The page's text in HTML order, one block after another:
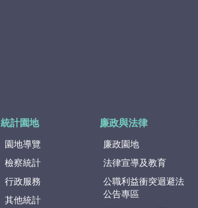
統計園地
園地導覽
檢察統計
行政服務
其他統計
廉政與法律
廉政園地
法律宣導及教育
公職利益衝突迴避法
公告專區